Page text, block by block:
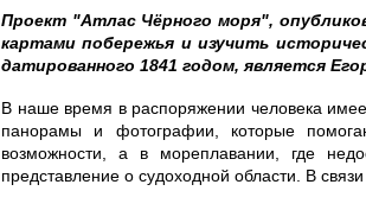
ы
з
д
е
Проект "Атлас Чёрного моря",
картами побережья и изучить
датированного 1841 годом, является
В наше время в распоряжении человека
панорамы и фотографии, которые
возможности, а в мореплавании, где
представление о судоходной области. В